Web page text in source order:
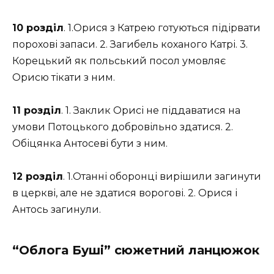
10 розділ. 1.Орися з Катрею готуються підірвати
порохові запаси. 2. Загибель коханого Катрі. 3.
Корецький як польський посол умовляє
Орисю тікати з ним.
11 розділ. 1. Заклик Орисі не піддаватися на
умови Потоцького добровільно здатися. 2.
Обіцянка Антосеві бути з ним.
12 розділ. 1.Отанні оборонці вирішили загинути
в церкві, але не здатися ворогові. 2. Орися і
Антось загинули.
“Облога Буші” сюжетний ланцюжок